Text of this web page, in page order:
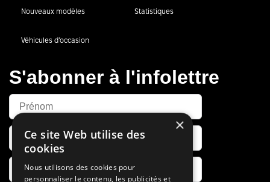
Nouveaux modèles Statistiques
Véhicules d’occasion
S'abonner à l'infolettre
×
Ce site Web utilise des
cookies
Nous utilisons des cookies pour
personnaliser le contenu, les publicités et